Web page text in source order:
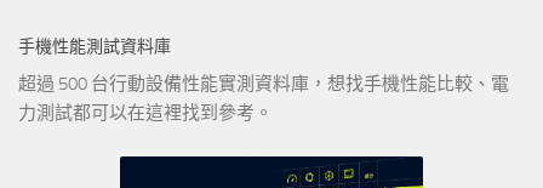
手機性能測試資料庫
超過 500 台行動設備性能實測資料庫，想找手機性能比較、電
力測試都可以在這裡找到參考。